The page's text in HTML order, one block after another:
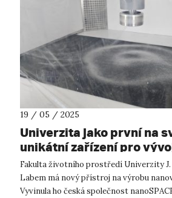
19 / 05 / 2025
Univerzita jako první na
unikátní zařízení pro
nanovlákenných
Fakulta životního prostředí Univerzity
Labem má nový přístroj na výrobu
Vyvinula ho česká společnost